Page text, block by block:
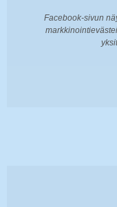
Facebook-sivun